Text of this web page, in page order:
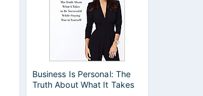
Business Is Personal: The
Truth About What It Takes